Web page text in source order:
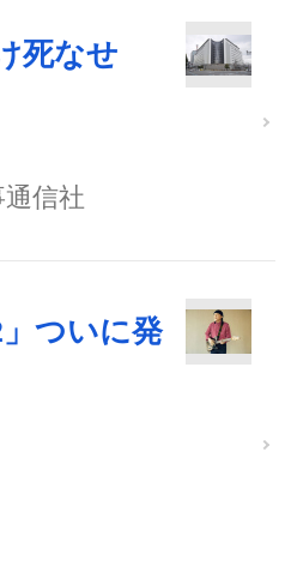
死なせ
通信社
ついに発